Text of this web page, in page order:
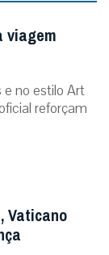
viagem
no estilo Art
reforçam
Vaticano